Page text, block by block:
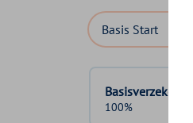
Basis Start
Basisverzekering
100%